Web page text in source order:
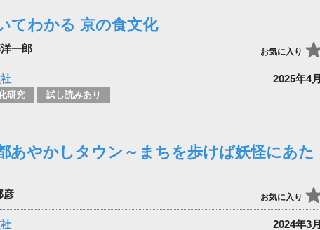
てわかる 京の食文化
一郎 お気に入り
2025年4月
研究 試し読みあり
あやかしタウン～まちを歩けば妖怪にあた
彦 お気に入り
2024年3月